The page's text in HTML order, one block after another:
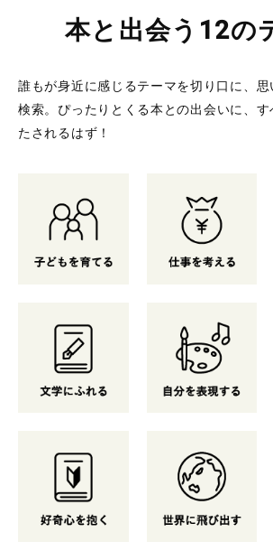
本と出会う12の
誰もが身近に感じるテーマを切り口に、
検索。 ぴったりとくる本との出会いに、
たされるはず！